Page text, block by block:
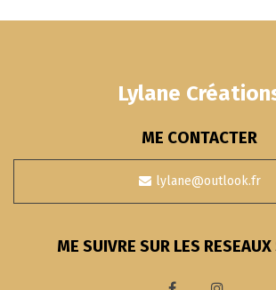
Lylane
ME CONTACTER
lylane@outlook.fr
ME SUIVRE SUR LES